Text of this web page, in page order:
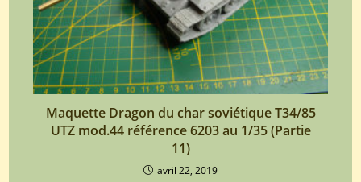
Maquette Dragon du char soviétique T34/85
UTZ mod.44 référence 6203 au 1/35 (Partie
11)
avril 22, 2019